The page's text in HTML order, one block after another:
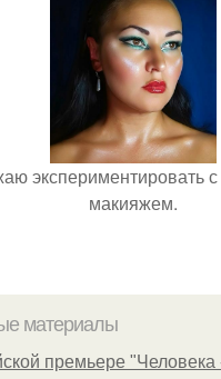
экспериментировать
макияжем.
материалы
премьере "Человека